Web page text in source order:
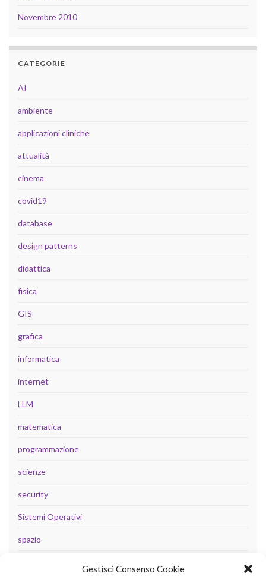
Gestisci Consenso Cookie
Novembre 2010
CATEGORIE
AI
ambiente
applicazioni cliniche
attualità
cinema
covid19
database
design patterns
didattica
fisica
GIS
grafica
informatica
internet
LLM
matematica
programmazione
scienze
security
Sistemi Operativi
spazio